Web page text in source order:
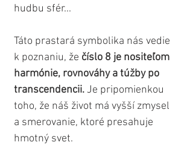
hudbu sfér...
Táto prastará symbolika nás vedie
k poznaniu, že číslo 8 je nositeľom
harmónie, rovnováhy a túžby po
transcendencii. Je pripomienkou
toho, že náš život má vyšší zmysel
a smerovanie, ktoré presahuje
hmotný svet.